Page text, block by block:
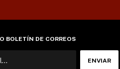
BOLETÍN DE CORREOS